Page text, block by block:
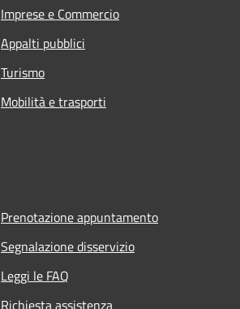
Imprese e Commercio
Appalti pubblici
Turismo
Mobilità e trasporti
Prenotazione appuntamento
Segnalazione disservizio
Leggi le FAQ
Richiesta assistenza